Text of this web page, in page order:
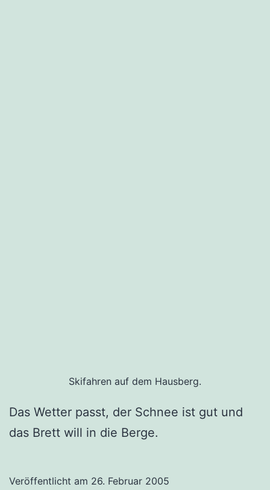
Skifahren auf dem Hausberg.
Das Wetter passt, der Schnee ist gut und
das Brett will in die Berge.
Veröffentlicht am 26. Februar 2005